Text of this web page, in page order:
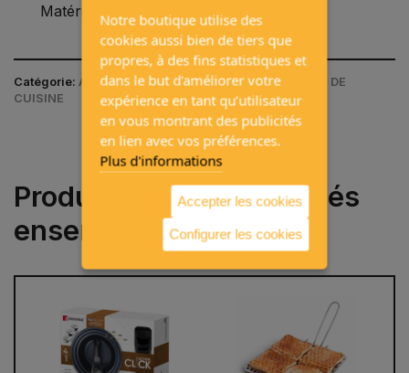
Matériel : aluminium pressé.
Catégorie: ACCESSOIRES DE CAMPING / USTENSILES DE
CUISINE
Produits souvent achetés
ensemble
Notre boutique utilise des
cookies aussi bien de tiers que
propres, à des fins statistiques et
dans le but d’améliorer votre
expérience en tant qu’utilisateur
en vous montrant des publicités
en lien avec vos préférences.
Plus d'informations
Accepter les cookies
Configurer les cookies